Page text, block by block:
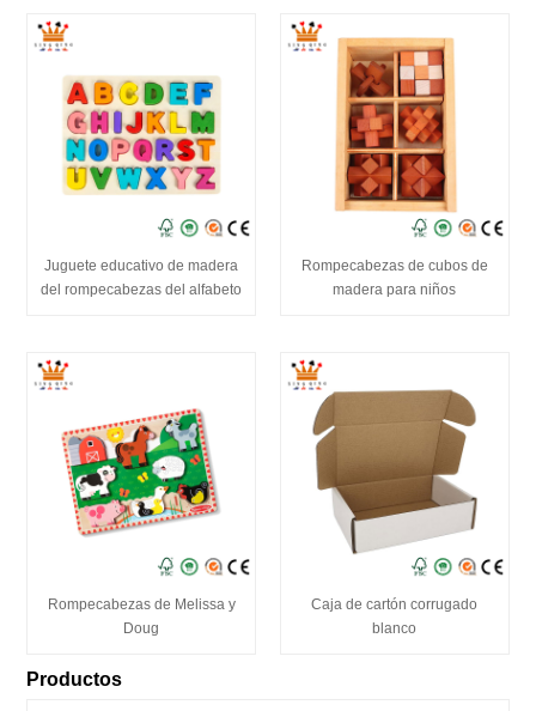
Juguete educativo de madera
del rompecabezas del alfabeto
Rompecabezas de cubos de
madera para niños
Rompecabezas de Melissa y
Doug
Caja de cartón corrugado
blanco
Productos